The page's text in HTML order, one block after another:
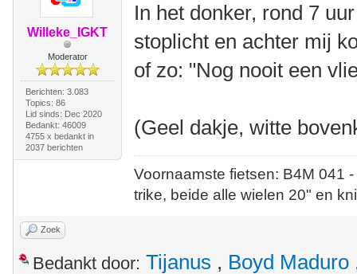
Willeke_IGKT
Moderator
Berichten: 3.083
Topics: 86
Lid sinds: Dec 2020
Bedankt: 46009
4755 x bedankt in
2037 berichten
In het donker, rond 7
stoplicht en achter mij
of zo: "Nog nooit een
(Geel dakje, witte
Voornaamste fietsen: B4M
trike, beide alle wielen 20" en
Zoek
Bedankt door: Tijanus , Boyd Maduro